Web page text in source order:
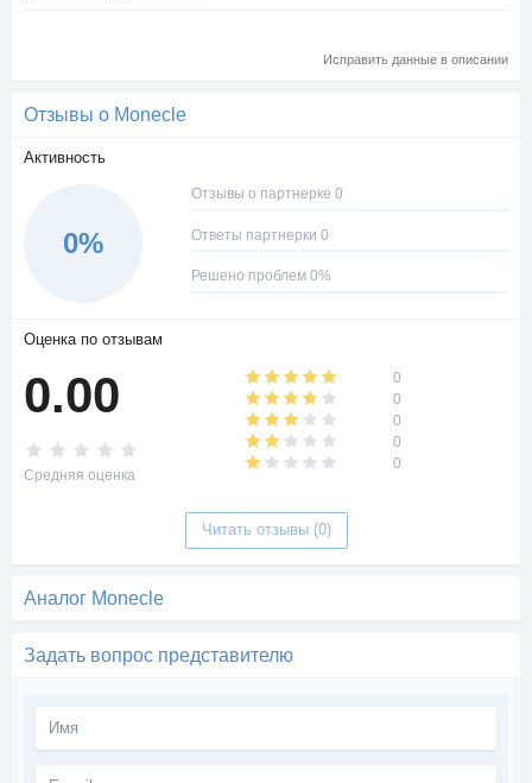
Исправить данные в описании
Отзывы о Monecle
Активность
0%
Отзывы о партнерке 0
Ответы партнерки 0
Решено проблем 0%
Оценка по отзывам
0.00
Средняя оценка
0
0
0
0
0
Читать отзывы (0)
Аналог Monecle
Задать вопрос представителю